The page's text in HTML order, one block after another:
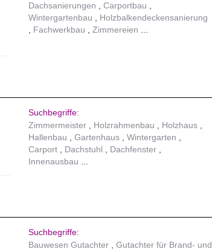
Dachsanierungen
Carportbau
Wintergartenbau
Holzbalkendeckensanierung
Fachwerkbau
Zimmereien
Suchbegriffe:
Zimmermeister
Holzrahmenbau
Holzhaus
Hallenbau
Gartenhaus
Wintergarten
Carport
Dachstuhl
Dachfenster
Innenausbau
Suchbegriffe:
Bauwesen Gutachter
Gutachter für Brand- und